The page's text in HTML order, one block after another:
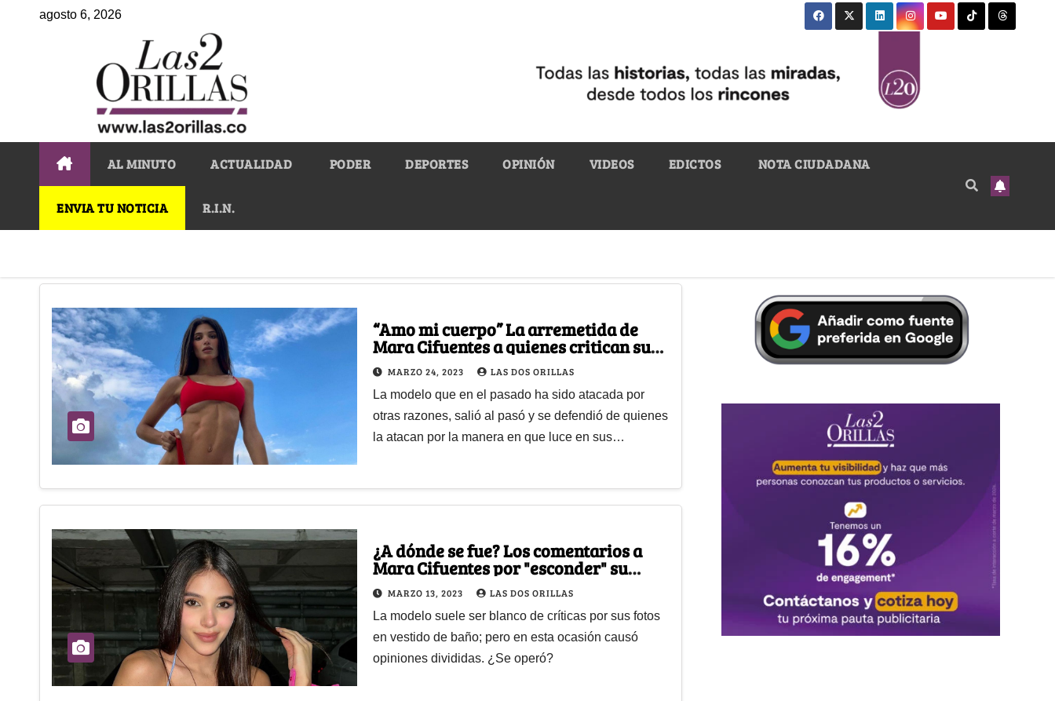
agosto 6, 2026
AL MINUTO ACTUALIDAD PODER DEPORTES OPINIÓN VIDEOS EDICTOS NOTA CIUDADANA
ENVIA TU NOTICIA R.I.N.
“Amo mi cuerpo” La arremetida de
Mara Cifuentes a quienes critican su
delgadez
MARZO 24, 2023 LAS DOS ORILLAS
La modelo que en el pasado ha sido atacada por
otras razones, salió al pasó y se defendió de quienes
la atacan por la manera en que luce en sus…
¿A dónde se fue? Los comentarios a
Mara Cifuentes por "esconder" su
paquetito
MARZO 13, 2023 LAS DOS ORILLAS
La modelo suele ser blanco de críticas por sus fotos
en vestido de baño; pero en esta ocasión causó
opiniones divididas. ¿Se operó?